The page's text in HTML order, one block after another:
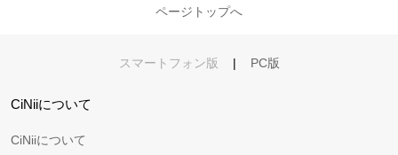
ページトップへ
スマートフォン版 | PC版
CiNiiについて
CiNiiについて